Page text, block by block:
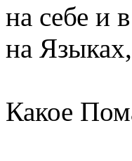
на себе и
на
Какое